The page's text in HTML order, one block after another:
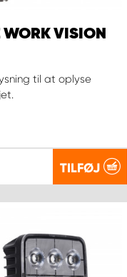
VISION
til at oplyse
TILFØJ